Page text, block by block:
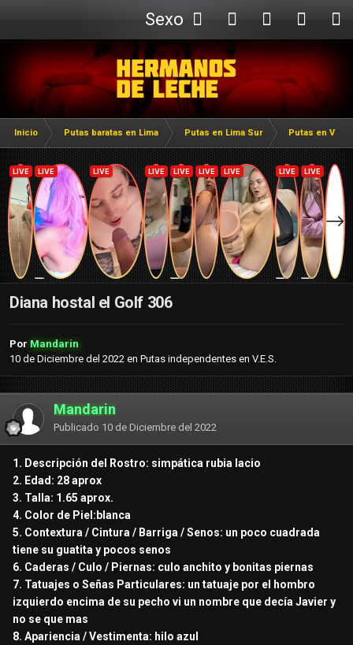
Sexo
Webcam
Inicio Putas baratas en Lima Putas en Lima Sur Putas en Villa
Diana hostal el Golf 306
Por Mandarin
10 de Diciembre del 2022 en Putas independentes en V.E.S.
Mandarin
Publicado 10 de Diciembre del 2022
1. Descripción del Rostro: simpática rubia lacio
2. Edad: 28 aprox
3. Talla: 1.65 aprox.
4. Color de Piel:blanca
5. Contextura / Cintura / Barriga / Senos: un poco cuadrada
tiene su guatita y pocos senos
6. Caderas / Culo / Piernas: culo anchito y bonitas piernas
7. Tatuajes o Señas Particulares: un tatuaje por el hombro
izquierdo encima de su pecho vi un nombre que decía Javier y
no se que mas
8. Apariencia / Vestimenta: hilo azul